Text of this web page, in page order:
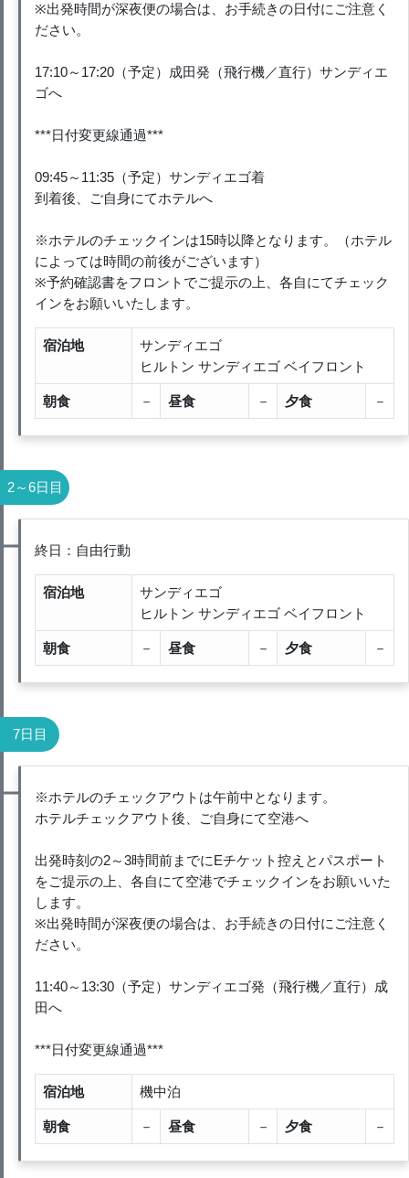
※出発時間が深夜便の場合は、お手続きの日付にご注意く
ださい。
17:10～17:20（予定）成田発（飛行機／直行）サンディエ
ゴへ
***日付変更線通過***
09:45～11:35（予定）サンディエゴ着
到着後、ご自身にてホテルへ
※ホテルのチェックインは15時以降となります。（ホテル
によっては時間の前後がございます）
※予約確認書をフロントでご提示の上、各自にてチェック
インをお願いいたします。
宿泊地
サンディエゴ
ヒルトン サンディエゴ ベイフロント
朝食 － 昼食 － 夕食 －
2～6日目
終日：自由行動
宿泊地
サンディエゴ
ヒルトン サンディエゴ ベイフロント
朝食 － 昼食 － 夕食 －
7日目
※ホテルのチェックアウトは午前中となります。
ホテルチェックアウト後、ご自身にて空港へ
出発時刻の2～3時間前までにEチケット控えとパスポート
をご提示の上、各自にて空港でチェックインをお願いいた
します。
※出発時間が深夜便の場合は、お手続きの日付にご注意く
ださい。
11:40～13:30（予定）サンディエゴ発（飛行機／直行）成
田へ
***日付変更線通過***
宿泊地 機中泊
朝食 － 昼食 － 夕食 －